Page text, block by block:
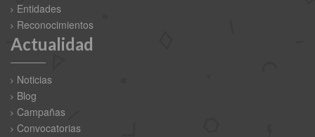
Entidades
Reconocimientos
Actualidad
Noticias
Blog
Campañas
Convocatorias